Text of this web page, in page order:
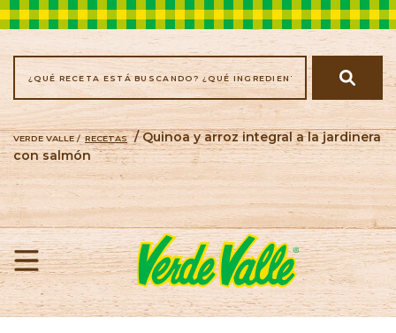
VERDE VALLE / RECETAS
/ Quinoa y arroz integral a la jardinera
con salmón